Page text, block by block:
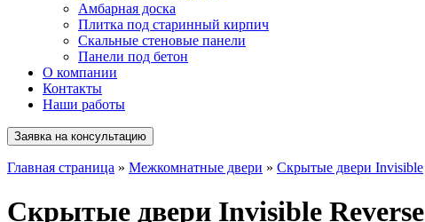
Амбарная доска
Плитка под старинный кирпич
Скальные стеновые панели
Панели под бетон
О компании
Контакты
Наши работы
Заявка на консультацию
Главная страница » Межкомнатные двери » Скрытые двери Invisible
Скрытые двери Invisible Reverse